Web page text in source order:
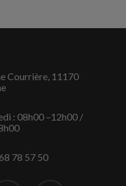
Courrière, 11170
: 08h00 –12h00 /
78 57 50